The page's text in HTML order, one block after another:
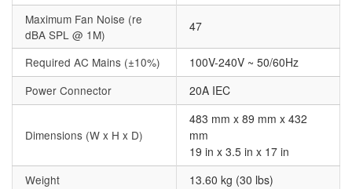
Maximum Fan Noise (re
dBA SPL @ 1M)
47
Required AC Mains (±10%)
100V-240V ~ 50/60Hz
Power Connector
20A IEC
Dimensions (W x H x D)
483 mm x 89 mm x 432
mm
19 in x 3.5 in x 17 in
Weight
13.60 kg (30 lbs)